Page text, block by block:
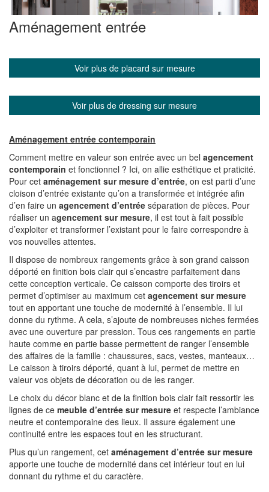
Aménagement entrée
Voir plus de placard sur mesure
Voir plus de dressing sur mesure
Aménagement entrée contemporain
Comment mettre en valeur son entrée avec un bel agencement
contemporain et fonctionnel ? Ici, on allie esthétique et praticité.
Pour cet aménagement sur mesure d’entrée, on est parti d’une
cloison d’entrée existante qu’on a transformée et intégrée afin
d’en faire un agencement d’entrée séparation de pièces. Pour
réaliser un agencement sur mesure, il est tout à fait possible
d’exploiter et transformer l’existant pour le faire correspondre à
vos nouvelles attentes.
Il dispose de nombreux rangements grâce à son grand caisson
déporté en finition bois clair qui s’encastre parfaitement dans
cette conception verticale. Ce caisson comporte des tiroirs et
permet d’optimiser au maximum cet agencement sur mesure
tout en apportant une touche de modernité à l’ensemble. Il lui
donne du rythme. A cela, s’ajoute de nombreuses niches fermées
avec une ouverture par pression. Tous ces rangements en partie
haute comme en partie basse permettent de ranger l’ensemble
des affaires de la famille : chaussures, sacs, vestes, manteaux…
Le caisson à tiroirs déporté, quant à lui, permet de mettre en
valeur vos objets de décoration ou de les ranger.
Le choix du décor blanc et de la finition bois clair fait ressortir les
lignes de ce meuble d’entrée sur mesure et respecte l’ambiance
neutre et contemporaine des lieux. Il assure également une
continuité entre les espaces tout en les structurant.
Plus qu’un rangement, cet aménagement d’entrée sur mesure
apporte une touche de modernité dans cet intérieur tout en lui
donnant du rythme et du caractère.